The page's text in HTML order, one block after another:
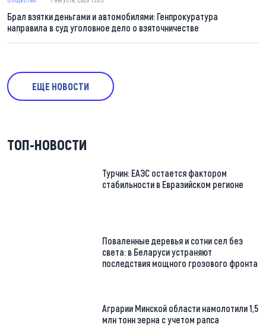
Брал взятки деньгами и автомобилями: Генпрокуратура
направила в суд уголовное дело о взяточничестве
ЕЩЕ НОВОСТИ
ТОП-НОВОСТИ
Турчин: ЕАЭС остается фактором
стабильности в Евразийском регионе
Поваленные деревья и сотни сел без
света: в Беларуси устраняют
последствия мощного грозового фронта
Аграрии Минской области намолотили 1,5
млн тонн зерна с учетом рапса